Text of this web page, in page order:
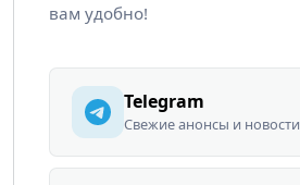
вам удобно!
Telegram
Свежие анонсы и новости